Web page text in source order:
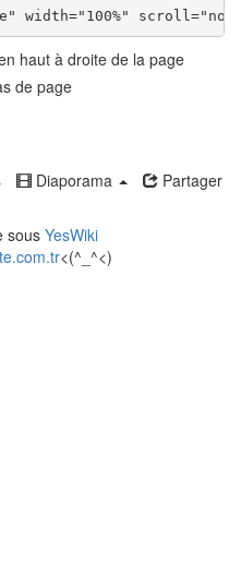
haut à droite de la page
de page
Diaporama Partager
sous YesWiki
<(^_^<)